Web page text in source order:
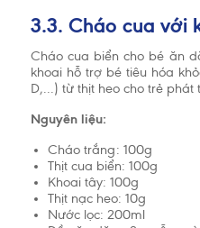
3.3. Cháo cua với
Cháo cua biển cho bé ăn
khoai hỗ trợ bé tiêu hóa
D,...) từ thịt heo cho trẻ
Nguyên liệu:
Cháo trắng: 100g
Thịt cua biển: 100g
Khoai tây: 100g
Thịt nạc heo: 10g
Nước lọc: 200ml